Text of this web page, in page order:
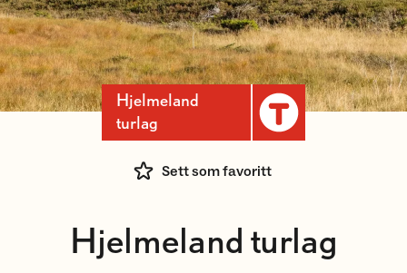
Hjelmeland
turlag
Sett som favoritt
Hjelmeland turlag